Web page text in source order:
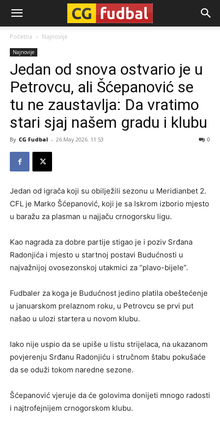
CG-
Fudbal
Početna Najnovije
Najnovije
Jedan od snova ostvario je u
Petrovcu, ali Šćepanović se
tu ne zaustavlja: Da vratimo
stari sjaj našem gradu i klubu
By CG Fudbal - 26 May 2026. 11:53 0
Jedan od igrača koji su obilježili sezonu u Meridianbet 2.
CFL je Marko Šćepanović, koji je sa Iskrom izborio mjesto
u baražu za plasman u najjaču crnogorsku ligu.
Kao nagrada za dobre partije stigao je i poziv Srđana
Radonjića i mjesto u startnoj postavi Budućnosti u
najvažnijoj ovosezonskoj utakmici za “plavo-bijele”.
Fudbaler za koga je Budućnost jedino platila obeštećenje
u januarskom prelaznom roku, u Petrovcu se prvi put
našao u ulozi startera u novom klubu.
Iako nije uspio da se upiše u listu strijelaca, na ukazanom
povjerenju Srđanu Radonjiću i stručnom štabu pokušaće
da se oduži tokom naredne sezone.
Šćepanović vjeruje da će golovima donijeti mnogo radosti
i najtrofejnijem crnogorskom klubu.